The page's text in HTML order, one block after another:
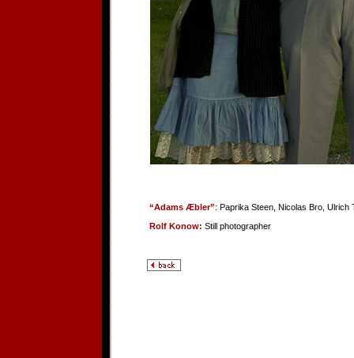
“Adams Æbler”: Paprika Steen, Nicolas Bro, Ulrich
Rolf Konow: Still photographer